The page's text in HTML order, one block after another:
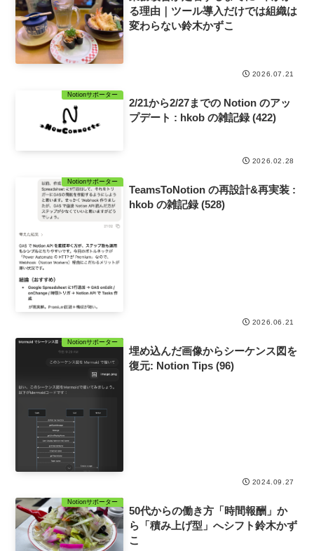
る理由｜ツール導入だけでは組織は
変わらない鈴木かずこ
2026.07.21
Notionサポーター
2/21から2/27までの Notion のアッ
プデート : hkob の雑記録 (422)
2026.02.28
Notionサポーター
TeamsToNotion の再設計&再実装 :
hkob の雑記録 (528)
2026.06.21
Notionサポーター
埋め込んだ画像からシーケンス図を
復元: Notion Tips (96)
2024.09.27
Notionサポーター
50代からの働き方「時間報酬」か
ら「積み上げ型」へシフト鈴木かず
こ